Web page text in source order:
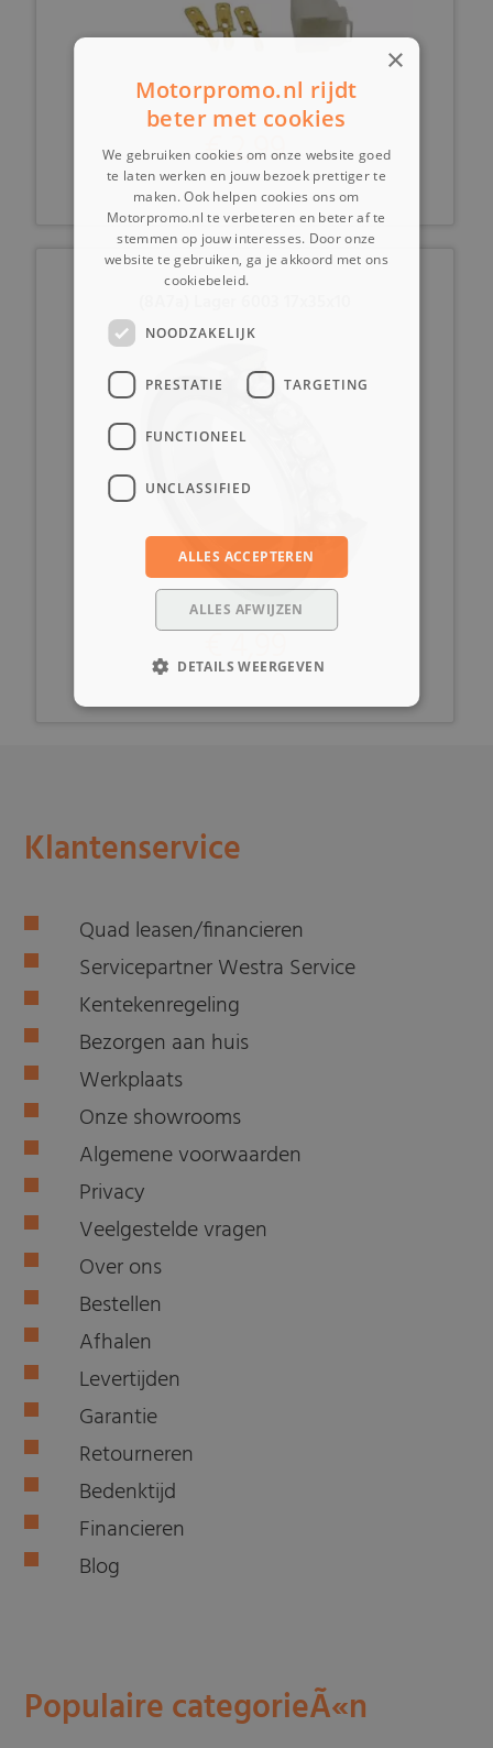
€ 2,99
€ 4,99
Klantenservice
Quad leasen/financieren
Servicepartner Westra Service
Kentekenregeling
Bezorgen aan huis
Werkplaats
Onze showrooms
Algemene voorwaarden
Privacy
Veelgestelde vragen
Over ons
Bestellen
Afhalen
Levertijden
Garantie
Retourneren
Bedenktijd
Financieren
Blog
Populaire categorieÃ«n
×
Motorpromo.nl rijdt
beter met cookies
We gebruiken cookies om onze website goed
te laten werken en jouw bezoek prettiger te
maken. Ook helpen cookies ons om
Motorpromo.nl te verbeteren en beter af te
stemmen op jouw interesses. Door onze
website te gebruiken, ga je akkoord met ons
cookiebeleid.
NOODZAKELIJK
PRESTATIE TARGETING
FUNCTIONEEL
UNCLASSIFIED
ALLES ACCEPTEREN
ALLES AFWIJZEN
DETAILS WEERGEVEN